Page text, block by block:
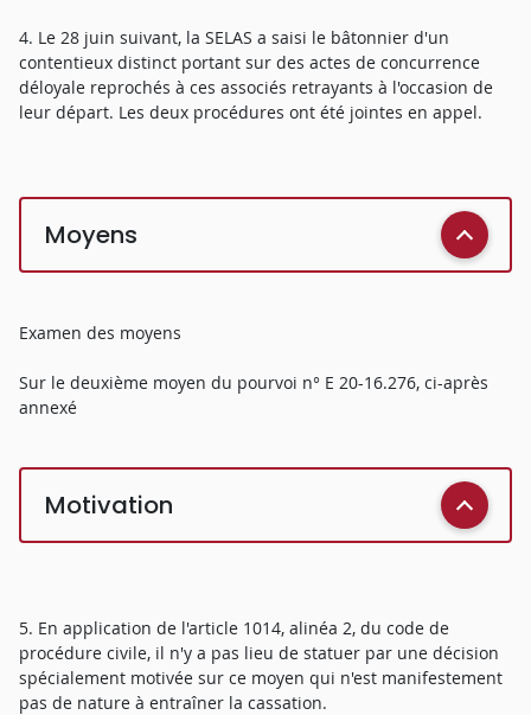
4. Le 28 juin suivant, la SELAS a saisi le bâtonnier d'un
contentieux distinct portant sur des actes de concurrence
déloyale reprochés à ces associés retrayants à l'occasion de
leur départ. Les deux procédures ont été jointes en appel.
Moyens
Examen des moyens
Sur le deuxième moyen du pourvoi n° E 20-16.276, ci-après
annexé
Motivation
5. En application de l'article 1014, alinéa 2, du code de
procédure civile, il n'y a pas lieu de statuer par une décision
spécialement motivée sur ce moyen qui n'est manifestement
pas de nature à entraîner la cassation.